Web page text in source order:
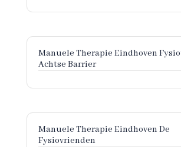
Manuele Therapie Eindhoven
Achtse Barrier
Manuele Therapie Eindhoven De
Fysiovrienden